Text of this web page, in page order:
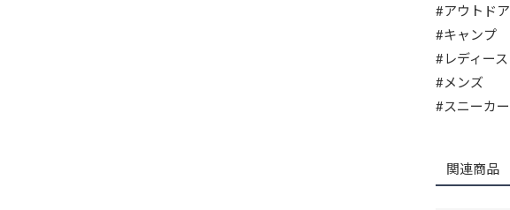
#アウトドア
#キャンプ
#レディース
#メンズ
#スニーカー
関連商品